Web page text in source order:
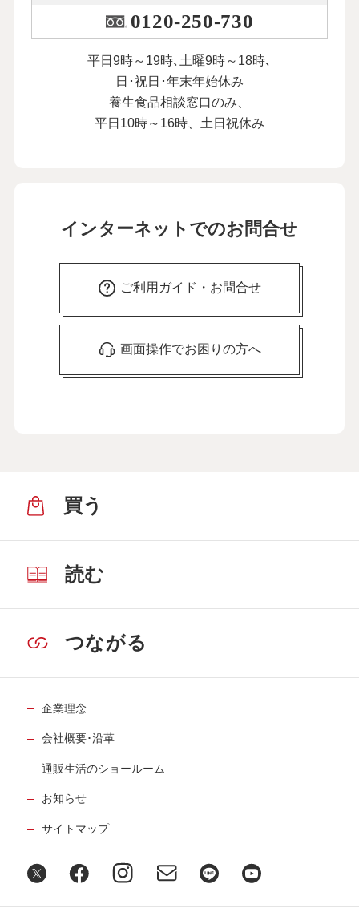
0120-250-730
平日9時～19時､土曜9時～18時､
日･祝日･年末年始休み
養生食品相談窓口のみ、
平日10時～16時、土日祝休み
インターネットでのお問合せ
ご利用ガイド・お問合せ
画面操作でお困りの方へ
買う
読む
つながる
企業理念
会社概要･沿革
通販生活のショールーム
お知らせ
サイトマップ